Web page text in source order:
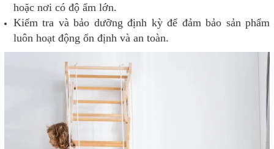
hoặc nơi có độ ẩm lớn.
Kiểm tra và bảo dưỡng định kỳ để đảm bảo sản phẩm
luôn hoạt động ổn định và an toàn.